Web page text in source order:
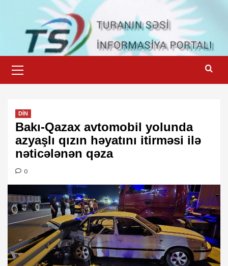
content
Menu
DİN
Bakı-Qazax avtomobil yolunda
azyaşlı qızın həyatını itirməsi ilə
nəticələnən qəza
0